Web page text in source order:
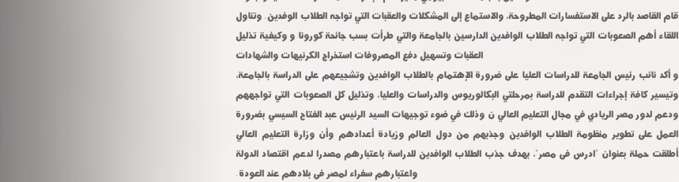
قام القاصد بالرد على الاستفسارات المطروحة، والاستماع إلى المشكلات والعقبات التي تواجه الطلاب الوفدين. وتناول
اللقاء أهم الصعوبات التي تواجه الطلاب الوافدين الدارسين بالجامعة والتي طرأت بسب جائحة كورونا و وكيفية تذليل
العقبات وتسهيل دفع المصروفات استخراج الكرنيهات والشهادات
و أكد نائب رئيس الجامعة للدراسات العليا على ضرورة الإهتمام بالطلاب الوافدين وتشجيعهم على الدراسة بالجامعة،
وتيسير كافة إجراءات التقدم للدراسة بمرحلتي البكالوريوس والدراسات والعليا، وتذليل كل الصعوبات التي تواجههم
ودعم لدور مصر الريادي في مجال التعليم العالي ن وذلك في ضوء توجيهات السيد الرئيس عبد الفتاح السيسي بضرورة
العمل على تطوير منظومة الطلاب الوافدين وجذبهم من دول العالم وزيادة أعدادهم وأن وزارة التعليم العالي
أطلقت حملة بعنوان "ادرس فى مصر"، بهدف جذب الطلاب الوافدين للدراسة باعتبارهم مصدرا لدعم اقتصاد الدولة
واعتبارهم سفراء لمصر فى بلادهم عند العودة.